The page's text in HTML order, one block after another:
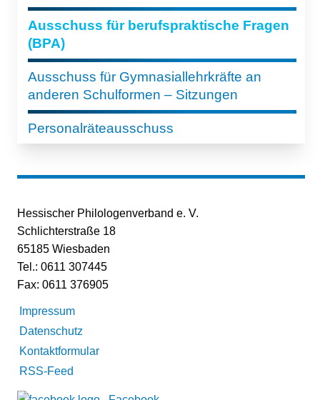
Ausschuss für berufspraktische Fragen
(BPA)
Ausschuss für Gymnasiallehrkräfte an
anderen Schulformen – Sitzungen
Personalräteausschuss
Hessischer Philologenverband e. V.
Schlichterstraße 18
65185 Wiesbaden
Tel.: 0611 307445
Fax: 0611 376905
Impressum
Datenschutz
Kontaktformular
RSS-Feed